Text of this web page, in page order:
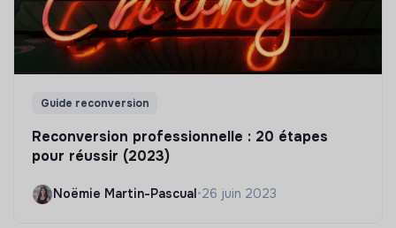
Guide reconversion
Reconversion professionnelle : 20 étapes
pour réussir (2023)
Noëmie Martin-Pascual •26 juin 2023